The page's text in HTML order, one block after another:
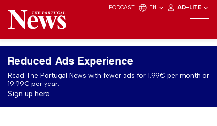
PODCAST EN AD-LITE
Reduced Ads Experience
Read The Portugal News with fewer ads for 1.99€ per month or
19.99€ per year.
Sign up here